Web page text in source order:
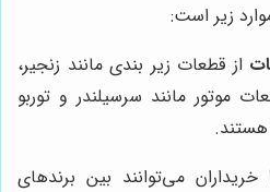
زیر است:
از قطعات زیر بندی مانند زنجیر،
موتور مانند سرسیلندر و توربو
خریداران می‌توانند بین برندهای